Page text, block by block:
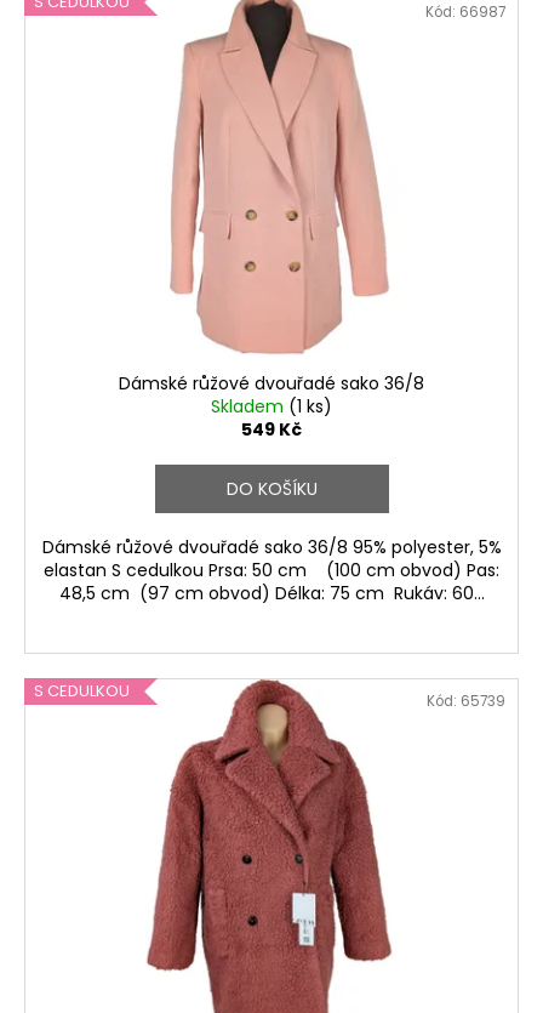
Dámské růžové dvouřadé sako 36/8
Skladem (1 ks)
549 Kč
DO KOŠÍKU
Dámské růžové dvouřadé sako 36/8 95% polyester, 5%
elastan S cedulkou Prsa: 50 cm (100 cm obvod) Pas:
48,5 cm (97 cm obvod) Délka: 75 cm Rukáv: 60...
Kód: 66987
S CEDULKOU Kód: 65739